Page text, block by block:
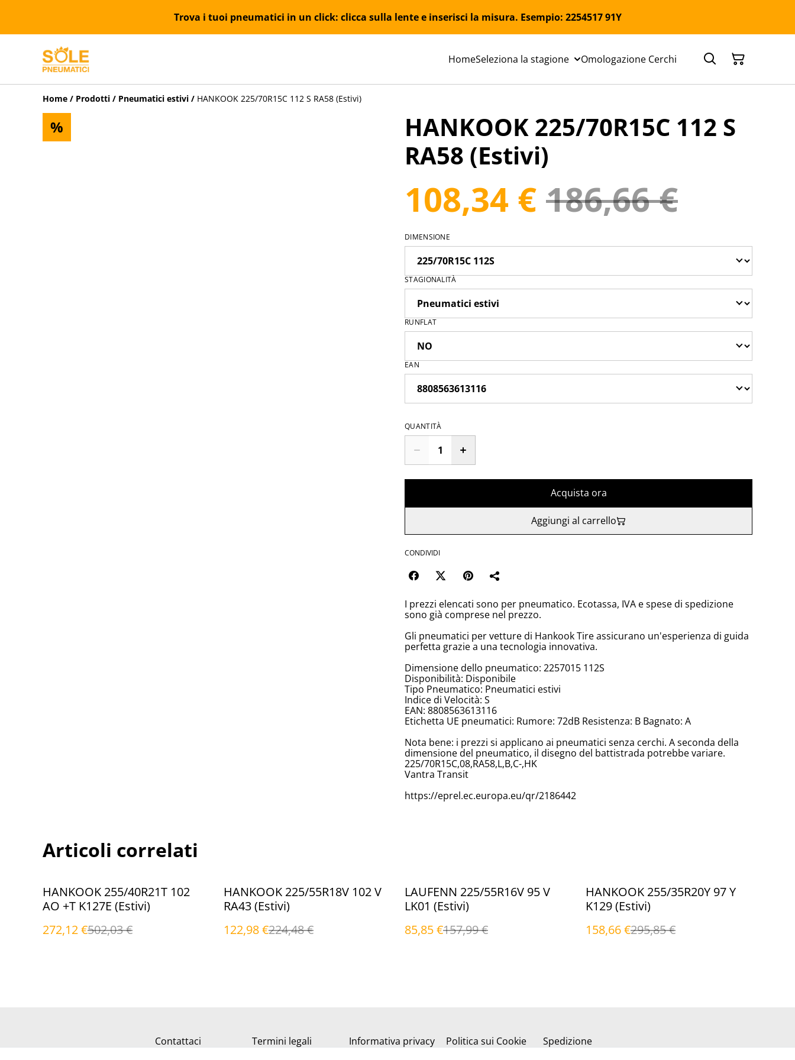
Trova i tuoi pneumatici in un click: clicca sulla lente e inserisci la misura. Esempio: 2254517 91Y
HomeSeleziona la stagione Omologazione Cerchi
Home / Prodotti / Pneumatici estivi / HANKOOK 225/70R15C 112 S RA58 (Estivi)
%
HANKOOK 225/70R15C 112 S
RA58 (Estivi)
108,34 € 186,66 €
DIMENSIONE
STAGIONALITÀ
RUNFLAT
EAN
QUANTITÀ
Acquista ora
Aggiungi al carrello
CONDIVIDI
I prezzi elencati sono per pneumatico. Ecotassa, IVA e spese di spedizione
sono già comprese nel prezzo.
Gli pneumatici per vetture di Hankook Tire assicurano un'esperienza di guida
perfetta grazie a una tecnologia innovativa.
Dimensione dello pneumatico: 2257015 112S
Disponibilità: Disponibile
Tipo Pneumatico: Pneumatici estivi
Indice di Velocità: S
EAN: 8808563613116
Etichetta UE pneumatici: Rumore: 72dB Resistenza: B Bagnato: A
Nota bene: i prezzi si applicano ai pneumatici senza cerchi. A seconda della
dimensione del pneumatico, il disegno del battistrada potrebbe variare.
225/70R15C,08,RA58,L,B,C-,HK
Vantra Transit
https://eprel.ec.europa.eu/qr/2186442
Articoli correlati
%
HANKOOK 255/40R21T 102
AO +T K127E (Estivi)
272,12 €502,03 €
%
HANKOOK 225/55R18V 102 V
RA43 (Estivi)
122,98 €224,48 €
%
LAUFENN 225/55R16V 95 V
LK01 (Estivi)
85,85 €157,99 €
%
HANKOOK 255/35R20Y 97 Y
K129 (Estivi)
158,66 €295,85 €
Contattaci Termini legali Informativa privacy Politica sui Cookie Spedizione